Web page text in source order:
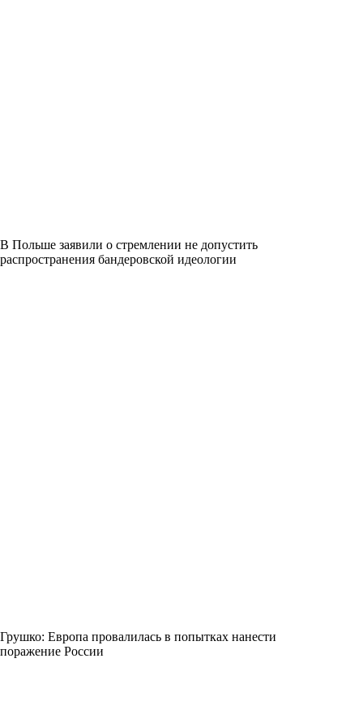
В Польше заявили о стремлении не допустить
распространения бандеровской идеологии
Грушко: Европа провалилась в попытках нанести
поражение России